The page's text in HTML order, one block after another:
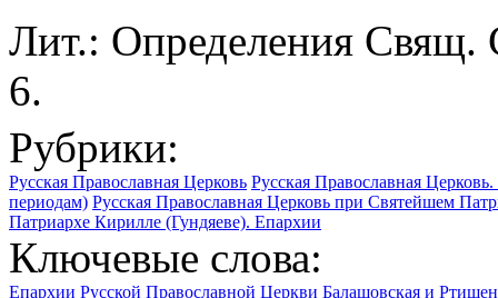
Лит.: Определения
6.
Рубрики:
Русская Православная Церковь Русская Православная
периодам) Русская Православная Церковь при Святейшем
Патриархе Кирилле (Гундяеве). Епархии
Ключевые слова:
Епархии Русской Православной Церкви Балашовская и